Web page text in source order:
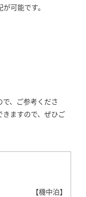
可能です。
、ご参考くださ
ますので、ぜひご
【機中泊】